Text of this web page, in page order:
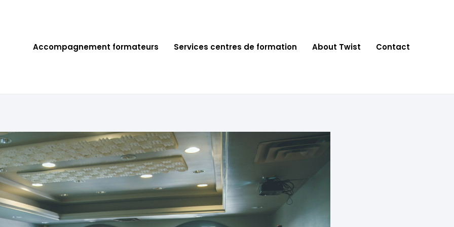
Accompagnement formateurs Services centres de formation About Twist Contact